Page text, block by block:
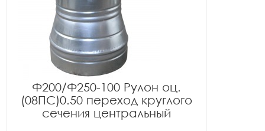
Ф200/Ф250-100 Рулон оц.
(08ПС)0.50 переход круглого
сечения центральный